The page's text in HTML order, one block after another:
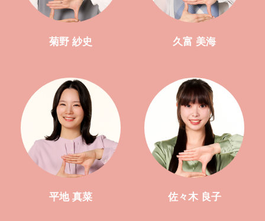
菊野 紗史 久富 美海
平地 真菜 佐々木 良子